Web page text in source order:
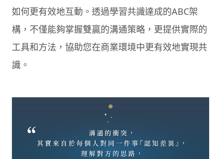
如何更有效地互動。透過學習共識達成的ABC架
構，不僅能夠掌握雙贏的溝通策略，更提供實際的
工具和方法，協助您在商業環境中更有效地實現共
識。